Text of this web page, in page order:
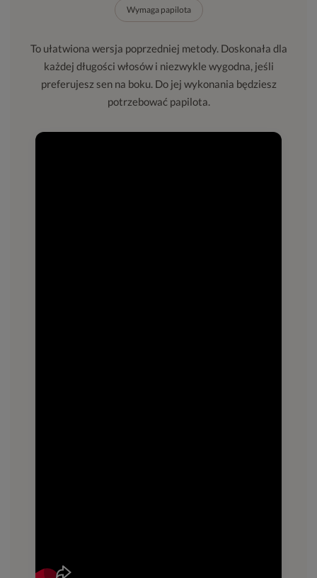
Wymaga papilota
To ułatwiona wersja poprzedniej metody. Doskonała dla
każdej długości włosów i niezwykle wygodna, jeśli
preferujesz sen na boku. Do jej wykonania będziesz
potrzebować papilota.